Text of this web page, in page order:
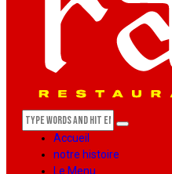
Accueil
notre histoire
Le Menu